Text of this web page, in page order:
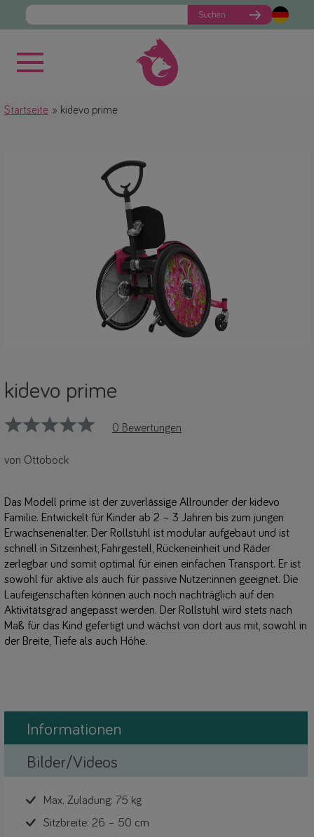
Suchen
Startseite kidevo prime
kidevo prime
0 Bewertungen
von Ottobock
Das Modell prime ist der zuverlässige Allrounder der kidevo
Familie. Entwickelt für Kinder ab 2 – 3 Jahren bis zum jungen
Erwachsenenalter. Der Rollstuhl ist modular aufgebaut und ist
schnell in Sitzeinheit, Fahrgestell, Rückeneinheit und Räder
zerlegbar und somit optimal für einen einfachen Transport. Er ist
sowohl für aktive als auch für passive Nutzer:innen geeignet. Die
Laufeigenschaften können auch noch nachträglich auf den
Aktivitätsgrad angepasst werden. Der Rollstuhl wird stets nach
Maß für das Kind gefertigt und wächst von dort aus mit, sowohl in
der Breite, Tiefe als auch Höhe.
Informationen
Bilder/Videos
Max. Zuladung: 75 kg
Sitzbreite: 26 – 50 cm